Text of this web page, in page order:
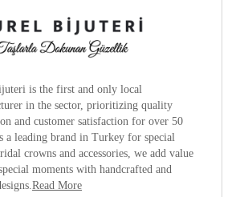
is the first and only local
in the sector, prioritizing quality
and customer satisfaction for over 50
a leading brand in Turkey for special
crowns and accessories, we add value
moments with handcrafted and
Read More